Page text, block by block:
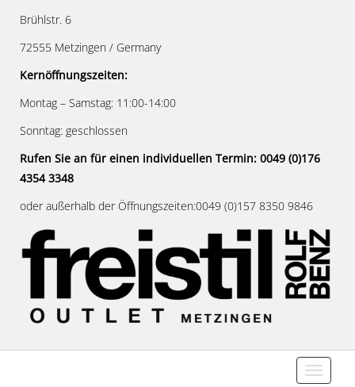
Brühlstr. 6
72555 Metzingen / Germany
Kernöffnungszeiten:
Montag – Samstag: 11:00-14:00
Sonntag: geschlossen
Rufen Sie an für einen individuellen Termin: 0049 (0)176
4354 3348
oder außerhalb der Öffnungszeiten:0049 (0)157 8350 9846
Toggle